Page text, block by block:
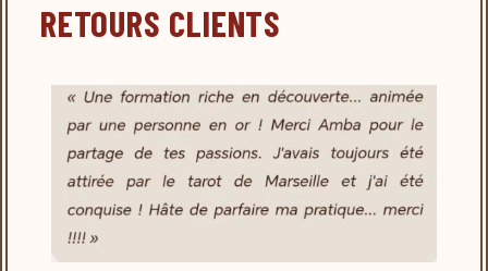
RETOURS CLIENTS